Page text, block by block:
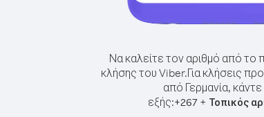
Να καλείτε τον αριθμό από το
κλήσης του Viber.Για κλήσεις
από Γερμανία, κάντε
εξής:+267+ Τοπικός